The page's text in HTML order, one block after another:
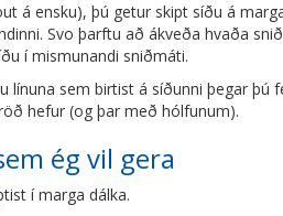
á ensku), þú getur skipt síðu á
Svo þarftu að ákveða hvaða
í mismunandi sniðmáti.
línuna sem birtist á síðunni þegar
hefur (og þar með hólfunum).
ég vil gera
í marga dálka.